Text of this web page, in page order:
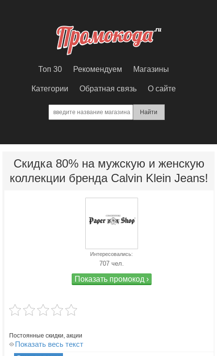
Топ 30 Рекомендуем Магазины
Категории Обратная связь О сайте
Скидка 80% на мужскую и женскую
коллекции бренда Calvin Klein Jeans!
Интересовались:
707 чел.
Показать промокод ›
Постоянные скидки, акции
Показать весь текст